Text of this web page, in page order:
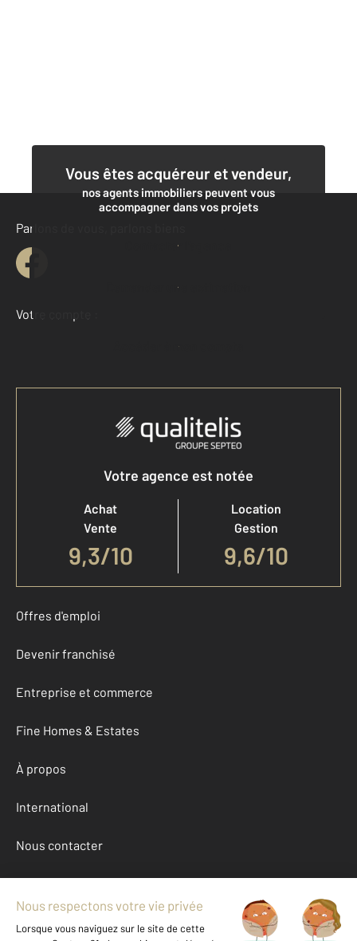
Vous êtes acquéreur et vendeur,
nos agents immobiliers peuvent vous
accompagner dans vos projets
Contacter l'agence
Demander une estimation
Parlons de vous, parlons biens
Votre compte :
Accéder à mon compte
Votre agence est notée
Achat
Vente
9,3/10
Location
Gestion
9,6/10
Offres d'emploi
Devenir franchisé
Entreprise et commerce
Fine Homes & Estates
À propos
International
Nous contacter
Mentions légales & CGU et Barèmes d'honoraires
Données personnelles